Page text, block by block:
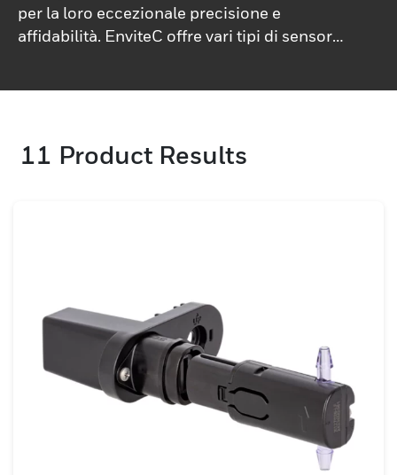
per la loro eccezionale precisione e
affidabilità. EnviteC offre vari tipi di sensori
11 Product Results